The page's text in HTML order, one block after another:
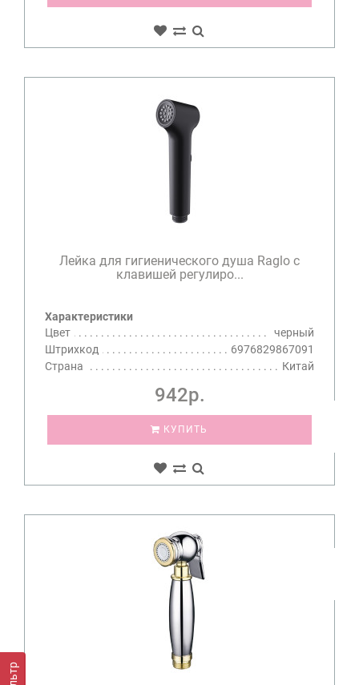
Лейка для гигиенического душа Raglo с
клавишей регулиро...
Характеристики
Цвет
черный
Штрихкод
6976829867091
Страна
Китай
942р.
КУПИТЬ